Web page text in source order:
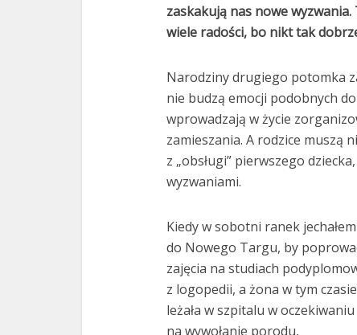
zaskakują nas nowe
wiele radości, bo nikt tak
Narodziny drugiego potomka
nie budzą emocji podobnych
wprowadzają w życie
zamieszania. A rodzice muszą
z „obsługi” pierwszego
wyzwaniami.
Kiedy w sobotni ranek jechałem
do Nowego Targu, by
zajęcia na studiach
z logopedii, a żona w tym czasie
leżała w szpitalu w oczekiwaniu
na wywołanie porodu,